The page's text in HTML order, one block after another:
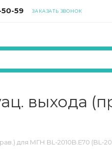
50-59 ЗАКАЗАТЬ ЗВОНОК
выхода
для МГН BL-2010B.E70 (BL-